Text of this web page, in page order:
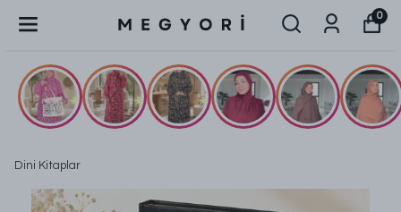
0
Dini Kitaplar